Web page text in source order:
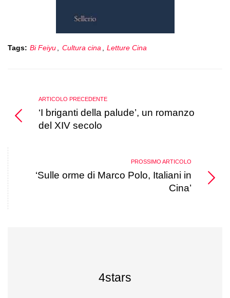
Tags: Bi Feiyu , Cultura cina , Letture Cina
ARTICOLO PRECEDENTE
‘I briganti della palude’, un romanzo
del XIV secolo
PROSSIMO ARTICOLO
‘Sulle orme di Marco Polo, Italiani in
Cina’
4stars